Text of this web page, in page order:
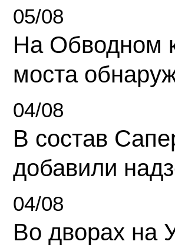
05/08
На Обводном
моста
04/08
В состав
добавили
04/08
Во дворах на